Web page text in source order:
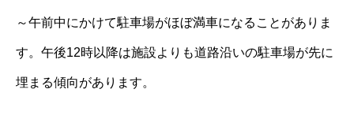
～午前中にかけて駐車場がほぼ満車になることがありま
す。午後12時以降は施設よりも道路沿いの駐車場が先に
埋まる傾向があります。